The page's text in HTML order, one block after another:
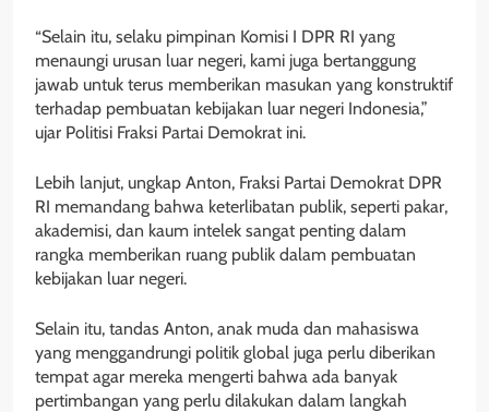
“Selain itu, selaku pimpinan Komisi I DPR RI yang
menaungi urusan luar negeri, kami juga bertanggung
jawab untuk terus memberikan masukan yang konstruktif
terhadap pembuatan kebijakan luar negeri Indonesia,”
ujar Politisi Fraksi Partai Demokrat ini.
Lebih lanjut, ungkap Anton, Fraksi Partai Demokrat DPR
RI memandang bahwa keterlibatan publik, seperti pakar,
akademisi, dan kaum intelek sangat penting dalam
rangka memberikan ruang publik dalam pembuatan
kebijakan luar negeri.
Selain itu, tandas Anton, anak muda dan mahasiswa
yang menggandrungi politik global juga perlu diberikan
tempat agar mereka mengerti bahwa ada banyak
pertimbangan yang perlu dilakukan dalam langkah